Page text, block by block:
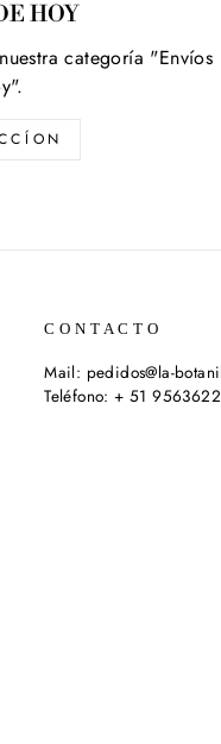
HOY
categoría "Envíos
CONTACTO
Mail: pedidos@la-
Teléfono: + 51